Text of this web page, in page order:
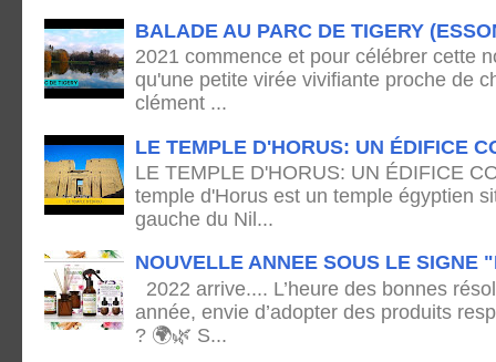
BALADE AU PARC DE TIGERY
2021 commence et pour célébrer cette
qu'une petite virée vivifiante proche de
clément ...
LE TEMPLE D'HORUS: UN ÉDIFICE
LE TEMPLE D'HORUS: UN ÉDIFICE
temple d'Horus est un temple égyptien
gauche du Nil...
NOUVELLE ANNEE SOUS LE SIGNE
2022 arrive.... L’heure des bonnes
année, envie d’adopter des produits
? 🌍🌿 S...